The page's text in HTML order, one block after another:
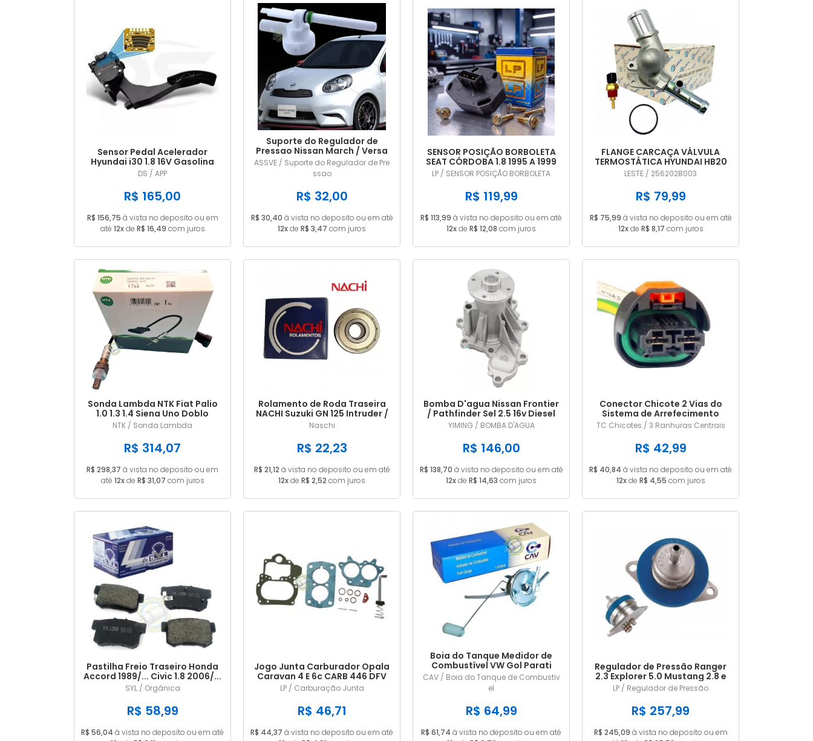
Sensor Pedal Acelerador
Hyundai i30 1.8 16V Gasolina
2014/... em diante
DS / APP
R$ 165,00
R$ 156,75 à vista no deposito ou em
até 12xde R$ 16,49 com juros
Suporte do Regulador de
Pressao Nissan March / Versa
1.0 1.6 2011/... em diante
ASSVE / Suporte do Regulador de Pre
ssao
R$ 32,00
R$ 30,40 à vista no deposito ou em até
12xde R$ 3,47 com juros
SENSOR POSIÇÃO BORBOLETA
SEAT CÓRDOBA 1.8 1995 A 1999
TPS DIGITAL LP707
LP / SENSOR POSIÇÃO BORBOLETA
R$ 119,99
R$ 113,99 à vista no deposito ou em até
12xde R$ 12,08 com juros
FLANGE CARCAÇA VÁLVULA
TERMOSTÁTICA HYUNDAI HB20
I30 VELOSTER CRETA 1.6 16V
256202B003
LESTE / 256202B003
R$ 79,99
R$ 75,99 à vista no deposito ou em até
12xde R$ 8,17 com juros
Sonda Lambda NTK Fiat Palio
1.0 1.3 1.4 Siena Uno Doblo
Punto Strada
NTK / Sonda Lambda
R$ 314,07
R$ 298,37 à vista no deposito ou em
até 12xde R$ 31,07 com juros
Rolamento de Roda Traseira
NACHI Suzuki GN 125 Intruder /
Yes 125 EN 6202ZE
Naschi
R$ 22,23
R$ 21,12 à vista no deposito ou em até
12xde R$ 2,52 com juros
Bomba D'agua Nissan Frontier
/ Pathfinder Sel 2.5 16v Diesel
2008/...
YIMING / BOMBA D'AGUA
R$ 146,00
R$ 138,70 à vista no deposito ou em até
12xde R$ 14,63 com juros
Conector Chicote 2 Vias do
Sistema de Arrefecimento
Renault / Peugeot
TC Chicotes / 3 Ranhuras Centrais
R$ 42,99
R$ 40,84 à vista no deposito ou em até
12xde R$ 4,55 com juros
Pastilha Freio Traseiro Honda
Accord 1989/... Civic 1.8 2006/...
SYL / Orgânica
R$ 58,99
R$ 56,04 à vista no deposito ou em até
Jogo Junta Carburador Opala
Caravan 4 E 6c CARB 446 DFV
ALC
LP / Carburação Junta
R$ 46,71
R$ 44,37 à vista no deposito ou em até
Boia do Tanque Medidor de
Combustível VW Gol Parati
Saveiro Voyage 1985 a 1989
Gasolina Com Retorno Com
Pescador 55L
CAV / Boia do Tanque de Combustiv
el
R$ 64,99
R$ 61,74 à vista no deposito ou em até
Regulador de Pressão Ranger
2.3 Explorer 5.0 Mustang 2.8 e
5.0 LP228
LP / Regulador de Pressão
R$ 257,99
R$ 245,09 à vista no deposito ou em